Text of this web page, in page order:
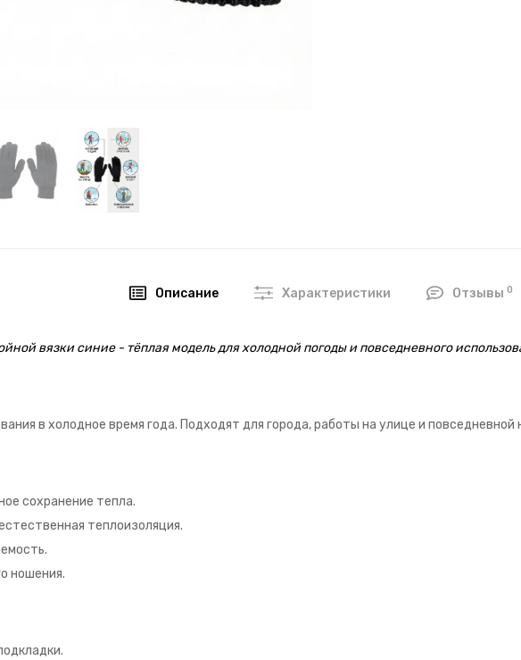
Описание Характеристики Отзывы 0
вязки синие - тёплая модель для холодной погоды и повседневного
в холодное время года. Подходят для города, работы на улице и повседневной
сохранение тепла.
теплоизоляция.
ношения.